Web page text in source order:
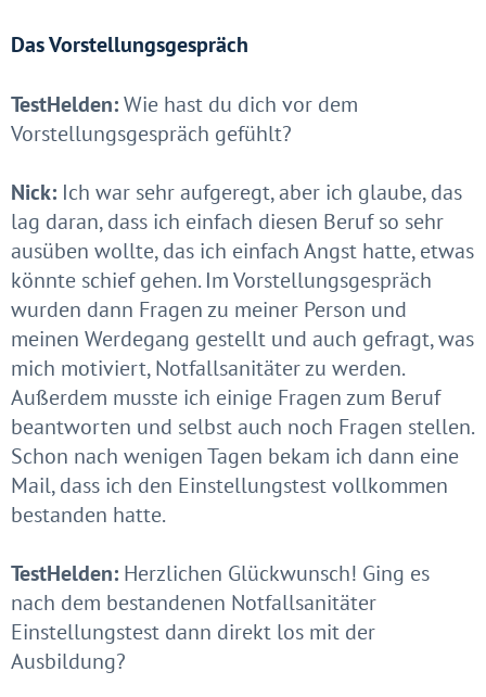
Das Vorstellungsgespräch
TestHelden:Wie hast du dich vor dem
Vorstellungsgespräch gefühlt?
Nick: Ich war sehr aufgeregt, aber ich glaube, das
lag daran, dass ich einfach diesen Beruf so sehr
ausüben wollte, das ich einfach Angst hatte, etwas
könnte schief gehen. Im Vorstellungsgespräch
wurden dann Fragen zu meiner Person und
meinen Werdegang gestellt und auch gefragt, was
mich motiviert, Notfallsanitäter zu werden.
Außerdem musste ich einige Fragen zum Beruf
beantworten und selbst auch noch Fragen stellen.
Schon nach wenigen Tagen bekam ich dann eine
Mail, dass ich den Einstellungstest vollkommen
bestanden hatte.
TestHelden: Herzlichen Glückwunsch! Ging es
nach dem bestandenen Notfallsanitäter
Einstellungstest dann direkt los mit der
Ausbildung?